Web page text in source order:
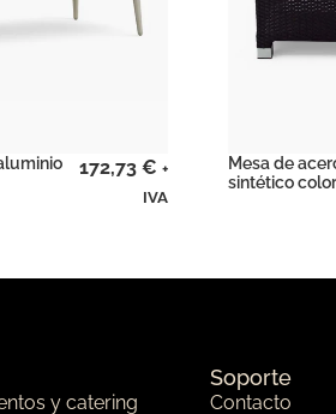
172,73 € +
IVA
Mesa de
sintético
y catering
Soporte
Contacto